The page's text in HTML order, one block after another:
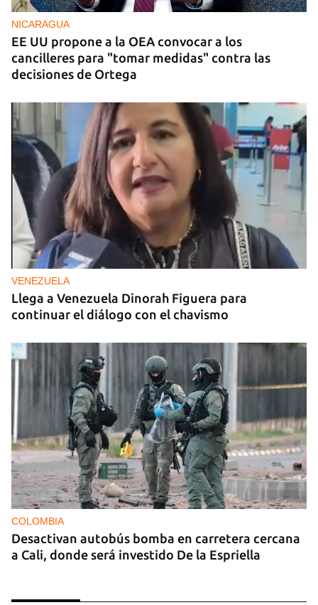
NICARAGUA
EE UU propone a la OEA convocar a los
cancilleres para "tomar medidas" contra las
decisiones de Ortega
VENEZUELA
Llega a Venezuela Dinorah Figuera para
continuar el diálogo con el chavismo
COLOMBIA
Desactivan autobús bomba en carretera cercana
a Cali, donde será investido De la Espriella